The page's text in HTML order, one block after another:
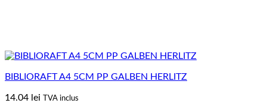
BIBLIORAFT A4 5CM PP GALBEN HERLITZ
14.04 lei TVA inclus